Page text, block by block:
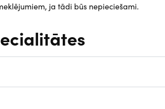
ja tādi būs nepieciešami.